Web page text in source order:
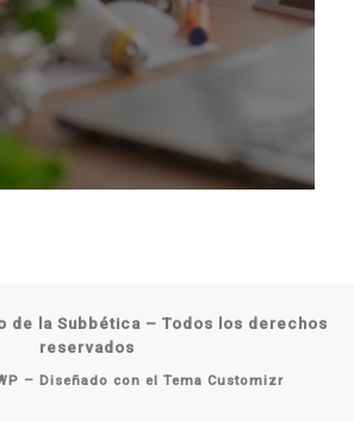
de la Subbética – Todos los derechos
reservados
– Diseñado con el Tema Customizr